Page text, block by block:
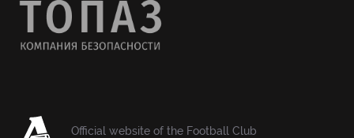
Official website of the Football Club